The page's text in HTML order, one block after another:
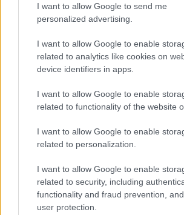
I want to allow Google to send me
personalized advertising.
I want to allow Google to enable
related to analytics like cookies on
device identifiers in apps.
I want to allow Google to enable
related to functionality of the website
I want to allow Google to enable
related to personalization.
I want to allow Google to enable
related to security, including
functionality and fraud prevention,
user protection.
Διαβάστε επίσης